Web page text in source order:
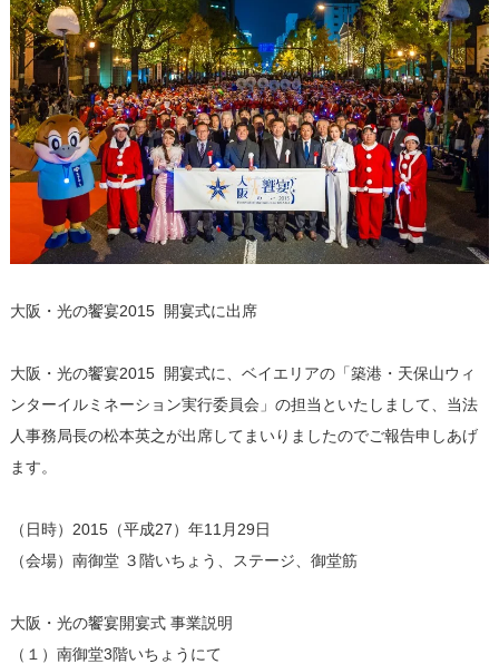
大阪・光の饗宴2015 開宴式に出席
大阪・光の饗宴2015 開宴式に、ベイエリアの「築港・天保山ウィ
ンターイルミネーション実行委員会」の担当といたしまして、当法
人事務局長の松本英之が出席してまいりましたのでご報告申しあげ
ます。
（日時）2015（平成27）年11月29日
（会場）南御堂 ３階いちょう、ステージ、御堂筋
大阪・光の饗宴開宴式 事業説明
（１）南御堂3階いちょうにて